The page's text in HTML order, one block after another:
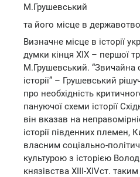
М.Грушевський
та його місце в
Визначне місце в історії
думки кінця ХІХ – першої
М.Грушевський. “Звичайна
історії” – Грушевський
про необхідність
пануючої схеми історії
він вказав на
історії південних племен,
власним соціально-
культурою з історією
князівства ХIII-ХІVст.